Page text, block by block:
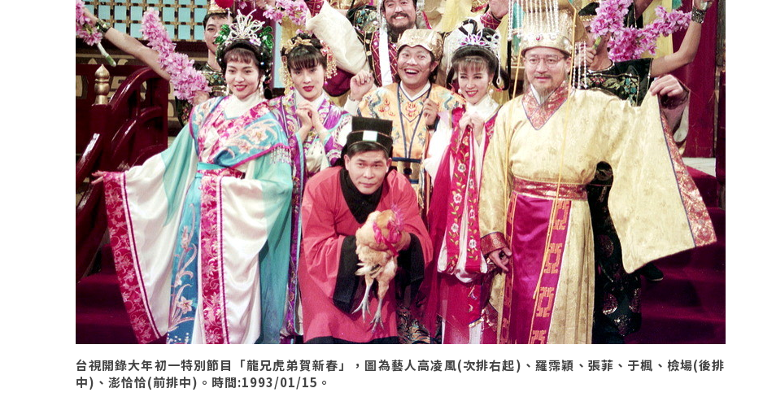
台視開錄大年初一特別節目「龍兄虎弟賀新春」，圖為藝人高凌風(次排右起)、羅霈穎、張菲、于楓、檢場(後排
中)、澎恰恰(前排中)。時間:1993/01/15。